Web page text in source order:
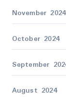
November 2024
October 2024
September
August 2024